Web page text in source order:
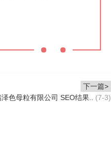
下一篇>
色母粒有限公司 SEO结果.. (7-3)